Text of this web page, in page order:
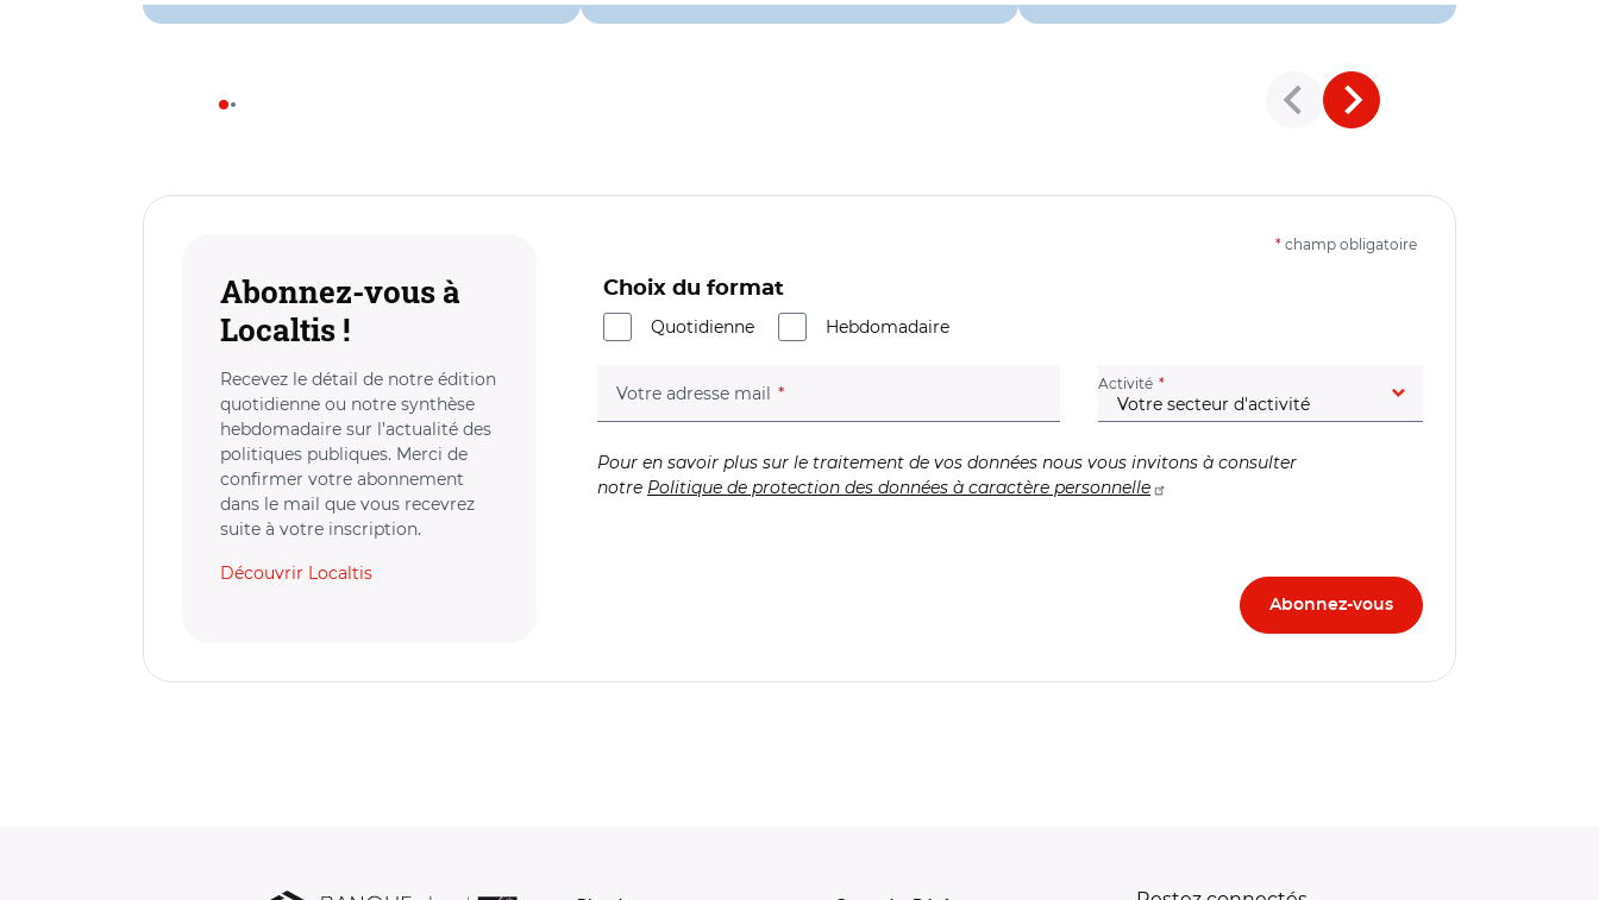
Abonnez-vous à
Localtis !
Recevez le détail de notre édition
quotidienne ou notre synthèse
hebdomadaire sur l’actualité des
politiques publiques. Merci de
confirmer votre abonnement
dans le mail que vous recevrez
suite à votre inscription.
Découvrir Localtis
* champ obligatoire
Choix du format
Quotidienne
Hebdomadaire
Votre adresse mail (champ obligatoire) Activité (champ obligatoire)
Pour en savoir plus sur le traitement de vos données nous vous invitons à consulter
notre Politique de protection des données à caractère personnelle